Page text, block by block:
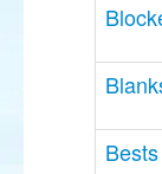
Bests